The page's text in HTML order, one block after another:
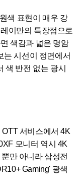
색 표현이 매우 강
이만의 특장점으로
색감과 넓은 명암
는 시선이 정면에서
색 반전 없는 광시
서비스에서 4K
모니터 역시 4K
만 아니라 삼성전
Gaming' 광색